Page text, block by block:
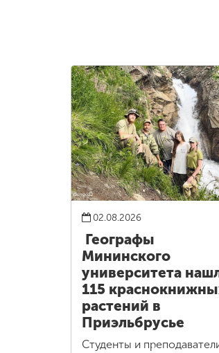
02.08.2026
Географы
Мининского
университета
115
растений в
Приэльбрусье
Студенты и